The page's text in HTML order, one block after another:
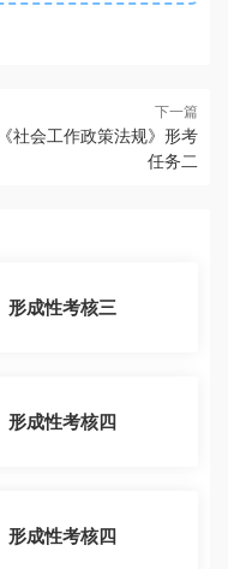
下一篇
社会工作政策法规》形考
任务二
形成性考核三
形成性考核四
形成性考核四